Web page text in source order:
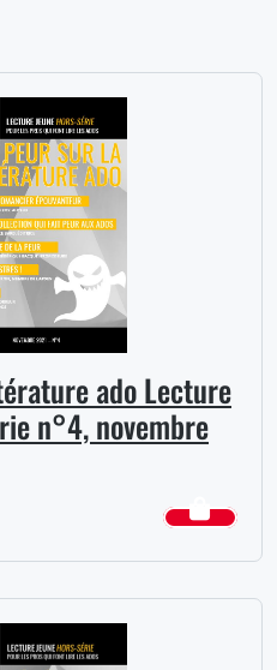
ado Lecture
n°4, novembre